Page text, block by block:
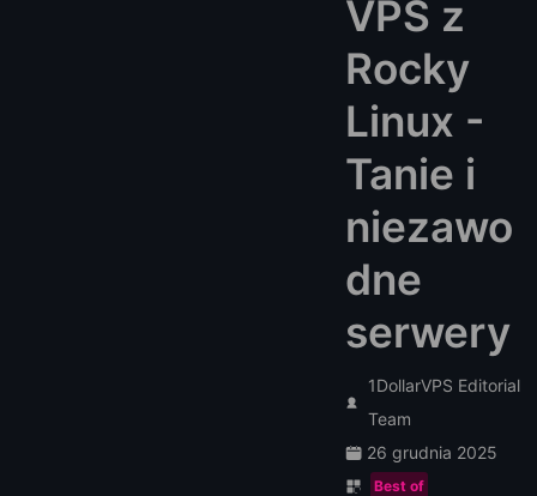
VPS z
Rocky
Linux -
Tanie i
niezawo
dne
serwery
1DollarVPS Editorial
Team
26 grudnia 2025
Best of